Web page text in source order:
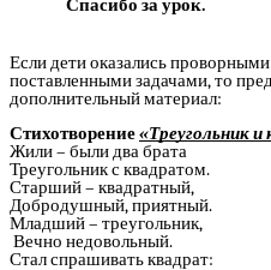
Спасибо за урок.
Если дети оказались
поставленными задачами, то
дополнительный материал:
Стихотворение«Треугольник и
Жили – были два брата
Треугольник с квадратом.
Старший – квадратный,
Добродушный, приятный.
Младший – треугольник,
Вечно недовольный.
Стал спрашивать квадрат: